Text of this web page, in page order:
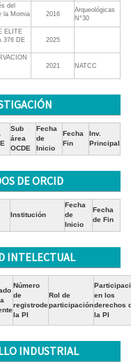
del
la Momia
2016
Arqueológicas
N°30
ELITE
376 DE
2025
2021 NATCC
Sub
área
OCDE
Fecha
de
Inicio
Fecha
Fin
Inv.
Principal
DE ORCID
Institución
Fecha
de
Inicio
Fecha
de Fin
INTELECTUAL
Número
de
registrode
la PI
Rol de
participación
en los
derechos
la PI
INDUSTRIAL